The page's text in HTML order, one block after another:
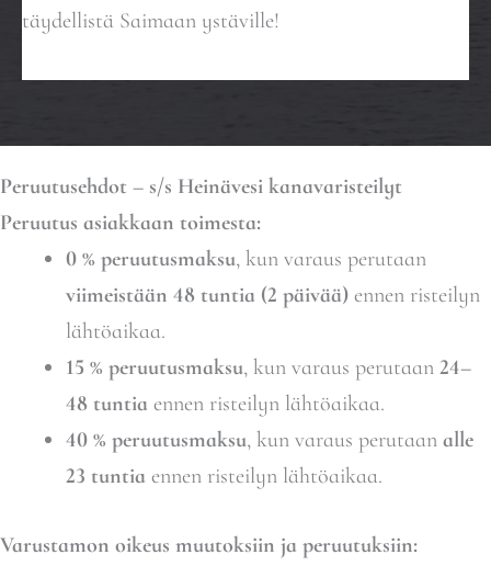
täydellistä Saimaan ystäville!
Peruutusehdot – s/s Heinävesi kanavaristeilyt
Peruutus asiakkaan toimesta:
0 % peruutusmaksu, kun varaus perutaan
viimeistään 48 tuntia (2 päivää) ennen risteilyn
lähtöaikaa.
15 % peruutusmaksu, kun varaus perutaan24–
48 tuntia ennen risteilyn lähtöaikaa.
40 % peruutusmaksu, kun varaus perutaanalle
23 tuntia ennen risteilyn lähtöaikaa.
Varustamon oikeus muutoksiin ja peruutuksiin: